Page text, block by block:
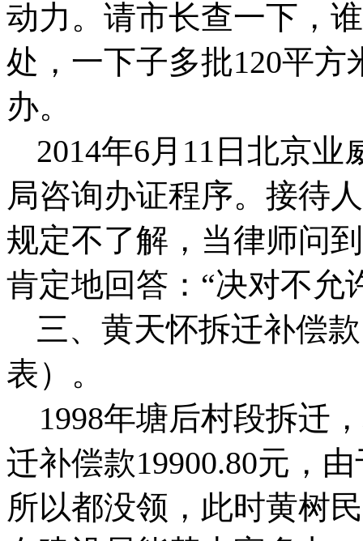
动力。请市长查一下，
处，一下子多批120平方
办。
2014年6月 11 日北京业
局咨询办证程序。接待
规定不了解，当律师问
肯定地回答：“决对不允
三、黄天怀拆迁补偿款
表）。
1998年塘后村段拆迁
迁补偿款19900.80元，
所以都没领，此时黄树